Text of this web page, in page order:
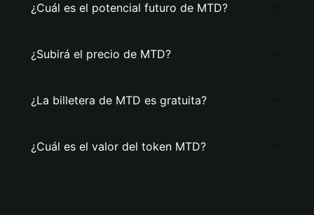
¿Cuál es el potencial futuro de MTD?
¿Subirá el precio de MTD?
¿La billetera de MTD es gratuita?
¿Cuál es el valor del token MTD?